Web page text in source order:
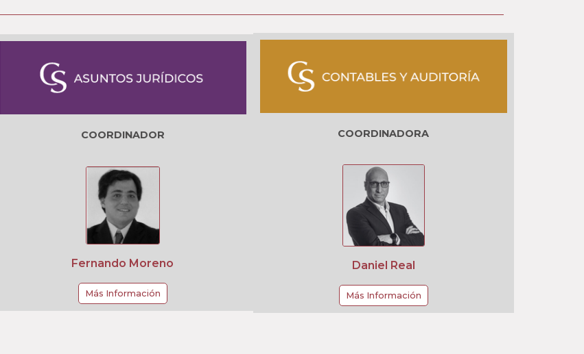
COORDINADOR
Fernando Moreno
Más Información
COORDINADORA
Daniel Real
Más Información